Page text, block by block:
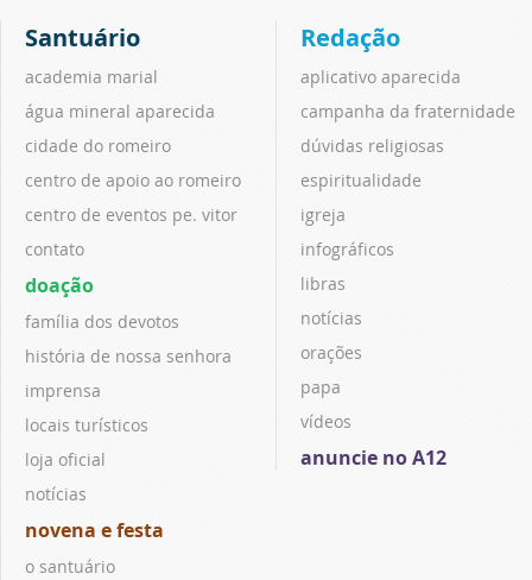
Santuário
academia marial
água mineral aparecida
cidade do romeiro
centro de apoio ao romeiro
centro de eventos pe. vitor
contato
doação
família dos devotos
história de nossa senhora
imprensa
locais turísticos
loja oficial
notícias
novena e festa
o santuário
Redação
aplicativo aparecida
campanha da fraternidade
dúvidas religiosas
espiritualidade
igreja
infográficos
libras
notícias
orações
papa
vídeos
anuncie no A12